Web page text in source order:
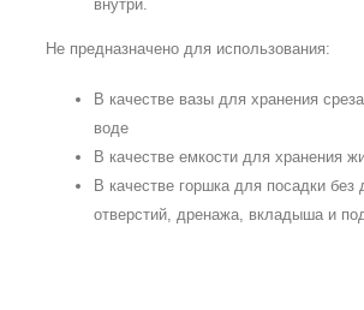
внутри.
Не предназначено для использования:
В качестве вазы для хранения
воде
В качестве емкости для хранения
В качестве горшка для посадки без
отверстий, дренажа, вкладыша и